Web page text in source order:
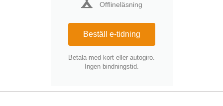
Offlineläsning
Beställ e-tidning
Betala med kort eller autogiro.
Ingen bindningstid.